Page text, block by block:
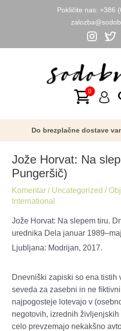
Pokličite nas: +386
Do brezplačne dostave
Jože Horvat: Na
Pungeršič)
Komentar / Uncategorized /
International
Jože Horvat: Na slepem tiru.
urednika Dela januar
Ljubljana: Modrijan, 2017.
Dnevniški zapiski so ena tistih
seveda za zasebni in ne
najpogosteje lotevajo v
negotovih, izrednih
celo prevzemajo nekakšno